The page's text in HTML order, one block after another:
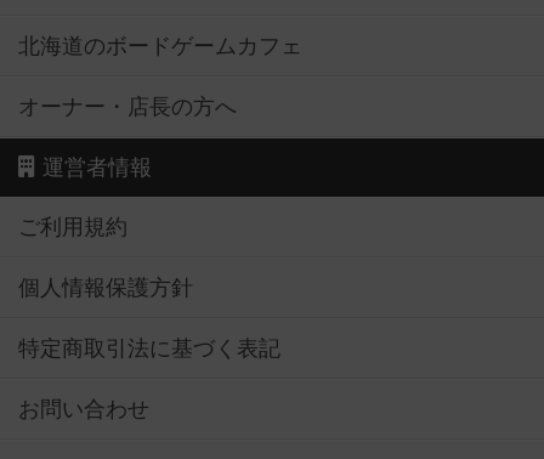
北海道のボードゲームカフェ
オーナー・店長の方へ
運営者情報
ご利用規約
個人情報保護方針
特定商取引法に基づく表記
お問い合わせ